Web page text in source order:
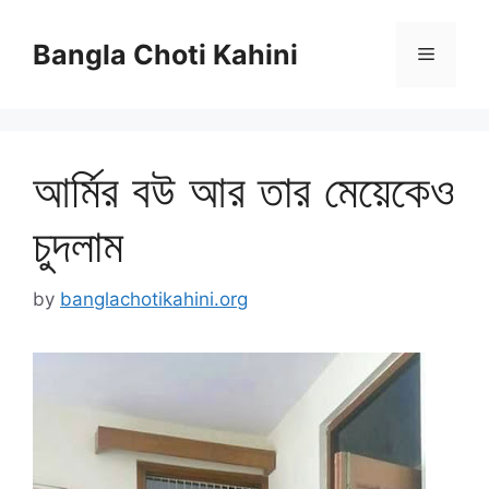
contentBangla Choti Kahini Menu
আর্মির বউ আর তার মেয়েকেও
চুদলাম
by banglachotikahini.org